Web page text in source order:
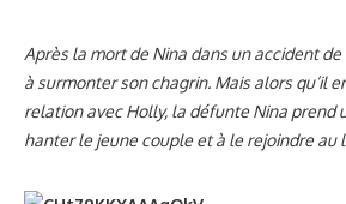
Après la mort de Nina dans un accident
à surmonter son chagrin. Mais alors qu’il
relation avec Holly, la défunte Nina prend
hanter le jeune couple et à le rejoindre au